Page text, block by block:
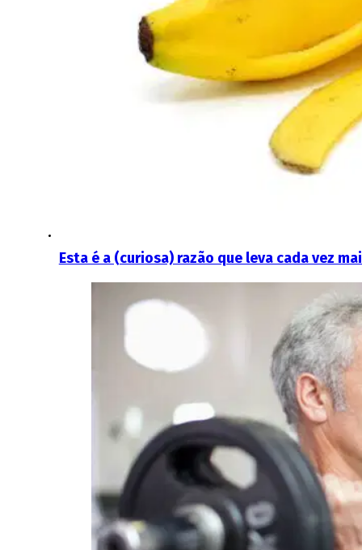
Esta é a (curiosa) razão que leva cada vez